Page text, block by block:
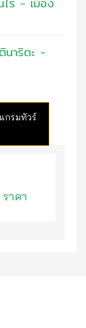
นาริตะ -
กรมทัวร์
ราคา